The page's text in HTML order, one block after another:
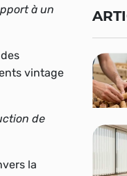
à un
vintage
de
la